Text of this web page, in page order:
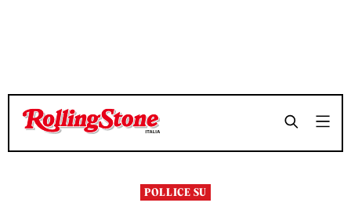
TEMPO DI LETTURA 3 MINUTI SHARE
TEMPO DI LETTURA 3 MINUTI SHARE
POLLICE SU